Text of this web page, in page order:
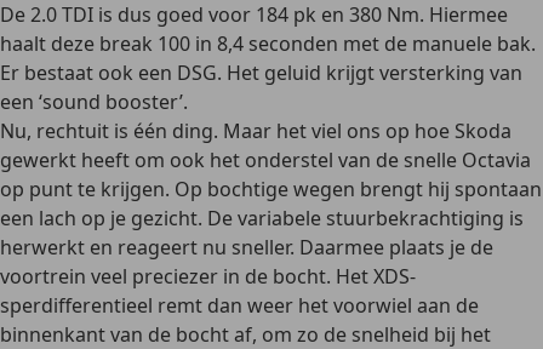
De 2.0 TDI is dus goed voor 184 pk en 380 Nm. Hiermee
haalt deze break 100 in 8,4 seconden met de manuele bak.
Er bestaat ook een DSG. Het geluid krijgt versterking van
een ‘sound booster’.
Nu, rechtuit is één ding. Maar het viel ons op hoe Skoda
gewerkt heeft om ook het onderstel van de snelle Octavia
op punt te krijgen. Op bochtige wegen brengt hij spontaan
een lach op je gezicht. De variabele stuurbekrachtiging is
herwerkt en reageert nu sneller. Daarmee plaats je de
voortrein veel preciezer in de bocht. Het XDS-
sperdifferentieel remt dan weer het voorwiel aan de
binnenkant van de bocht af, om zo de snelheid bij het